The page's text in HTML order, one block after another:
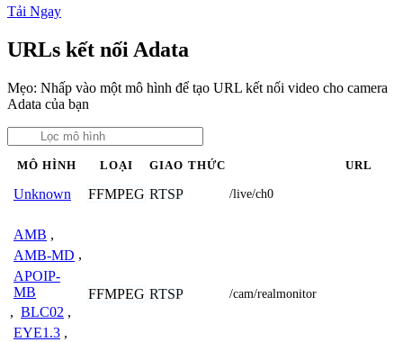
Tải Ngay
URLs kết nối Adata
Mẹo: Nhấp vào một mô hình để tạo URL kết nối video cho camera
Adata của bạn
MÔ HÌNH LOẠI GIAO THỨC URL
Unknown FFMPEG RTSP /live/ch0
AMB ,
AMB-MD ,
APOIP-
MB
, BLC02 ,
EYE1.3 ,
FFMPEG RTSP /cam/realmonitor